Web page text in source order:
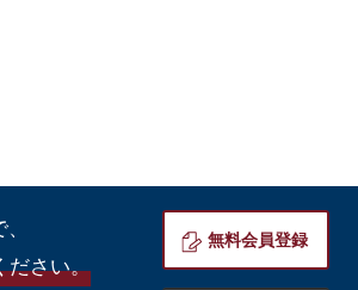
ださい。
無料会員登録